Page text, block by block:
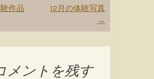
作品
12月の体験写真
→
メントを残す